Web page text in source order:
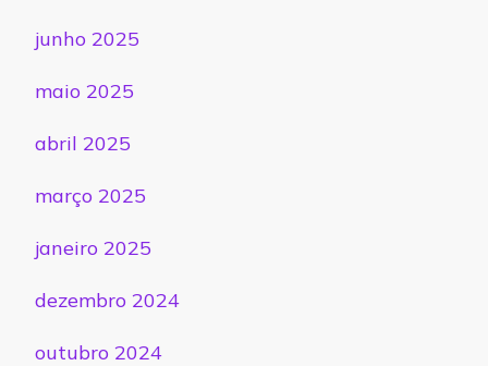
junho 2025
maio 2025
abril 2025
março 2025
janeiro 2025
dezembro 2024
outubro 2024